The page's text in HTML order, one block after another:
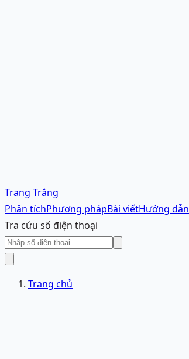
Trang Trắng
Phân tíchPhương phápBài viếtHướng dẫn
Tra cứu số điện thoại
Trang chủ